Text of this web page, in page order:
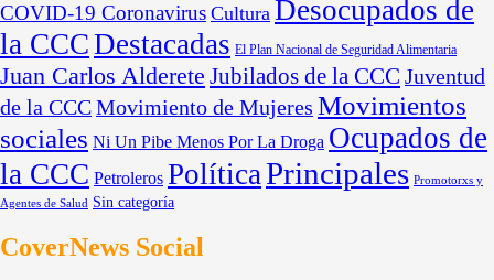
COVID-19 Coronavirus Cultura Desocupados de
la CCCDestacadas El Plan Nacional de Seguridad Alimentaria
Juan Carlos Alderete Jubilados de la CCC Juventud
de la CCCMovimiento de Mujeres Movimientos
sociales Ni Un Pibe Menos Por La Droga Ocupados de
la CCC Petroleros Política Principales Promotorxs y
Agentes de Salud
Sin categoría
CoverNews Social